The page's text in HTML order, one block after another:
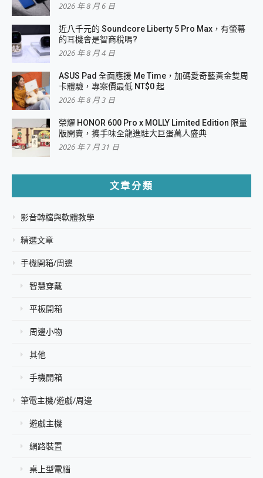
2026 年 8 月 6 日
近八千元的 Soundcore Liberty 5 Pro Max，有螢幕
的耳機會是智商稅嗎?
2026 年 8 月 4 日
ASUS Pad 全面應援 Me Time，加碼愛奇藝黃金雙周
卡體驗，專案價最低 NT$0 起
2026 年 8 月 3 日
榮耀 HONOR 600 Pro x MOLLY Limited Edition 限量
版開賣，攜手味全龍進駐大巨蛋萬人盛典
2026 年 7 月 31 日
文章分類
影音轉檔與軟體教學
精選文章
手機開箱/周邊
智慧穿戴
平板開箱
周邊小物
其他
手機開箱
筆電主機/遊戲/周邊
遊戲主機
網路裝置
桌上型電腦